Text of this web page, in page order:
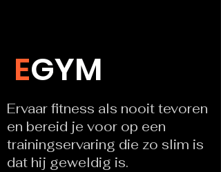
EGYM
Ervaar fitness als nooit tevoren
en bereid je voor op een
trainingservaring die zo slim is
dat hij geweldig is.